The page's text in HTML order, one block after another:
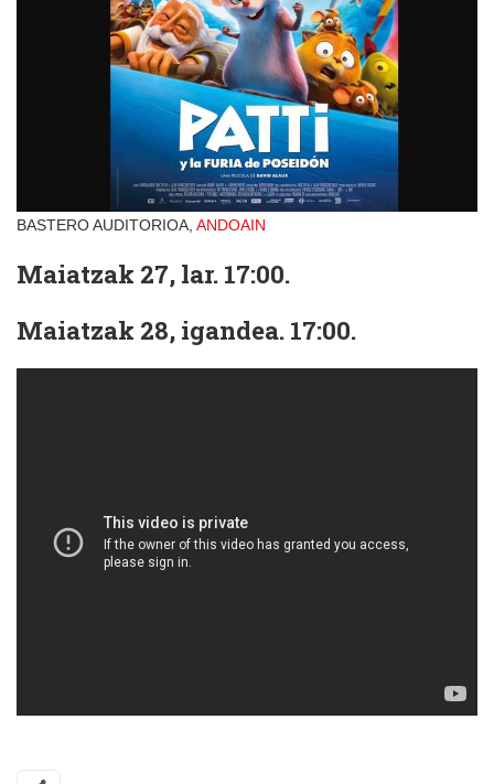
BASTERO AUDITORIOA, ANDOAIN
Maiatzak 27, lar. 17:00.
Maiatzak 28, igandea. 17:00.